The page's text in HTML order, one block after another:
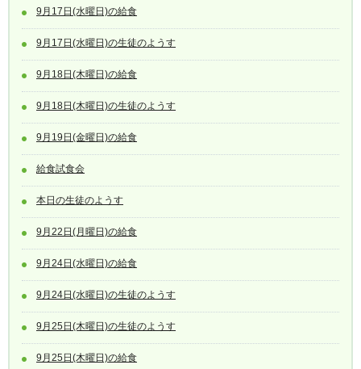
9月17日(水曜日)の給食
9月17日(水曜日)の生徒のようす
9月18日(木曜日)の給食
9月18日(木曜日)の生徒のようす
9月19日(金曜日)の給食
給食試食会
本日の生徒のようす
9月22日(月曜日)の給食
9月24日(水曜日)の給食
9月24日(水曜日)の生徒のようす
9月25日(木曜日)の生徒のようす
9月25日(木曜日)の給食